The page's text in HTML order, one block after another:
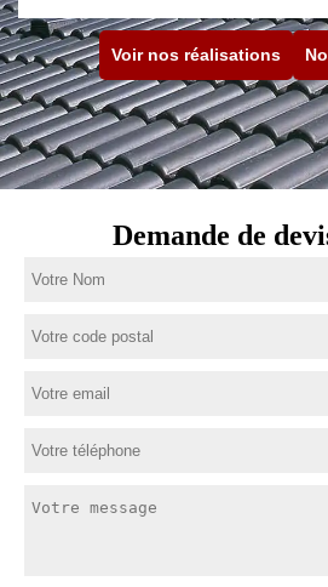
Voir nos réalisations
Demande de